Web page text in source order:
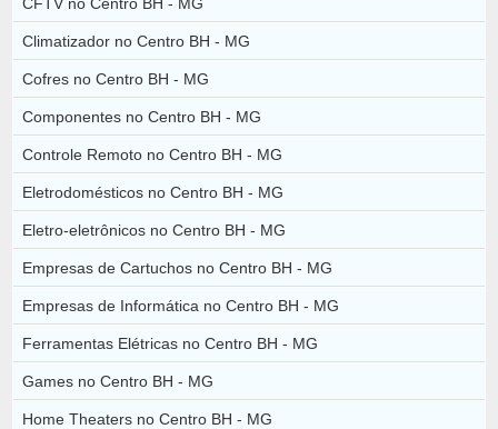
Climatizador no Centro BH - MG
Cofres no Centro BH - MG
Componentes no Centro BH - MG
Controle Remoto no Centro BH - MG
Eletrodomésticos no Centro BH - MG
Eletro-eletrônicos no Centro BH - MG
Empresas de Cartuchos no Centro BH - MG
Empresas de Informática no Centro BH - MG
Ferramentas Elétricas no Centro BH - MG
Games no Centro BH - MG
Home Theaters no Centro BH - MG